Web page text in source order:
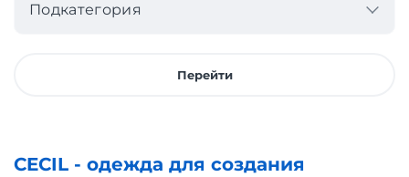
Подкатегория
Перейти
CECIL - одежда для создания